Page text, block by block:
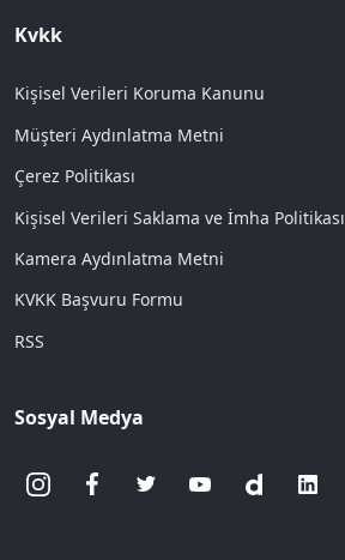
Kvkk
Kişisel Verileri Koruma Kanunu
Müşteri Aydınlatma Metni
Çerez Politikası
Kişisel Verileri Saklama ve İmha Politikası
Kamera Aydınlatma Metni
KVKK Başvuru Formu
RSS
Sosyal Medya